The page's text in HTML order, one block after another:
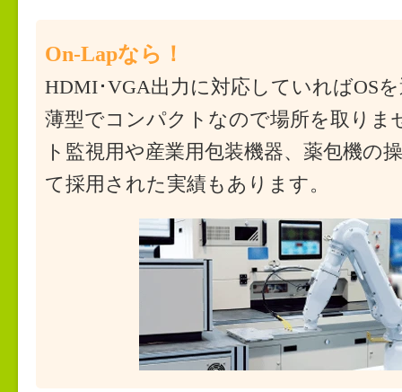
On-Lapなら！
HDMI･VGA出力に対応していればOS
薄型でコンパクトなので場所を取りま
ト監視用や産業用包装機器、薬包機の
て採用された実績もあります。